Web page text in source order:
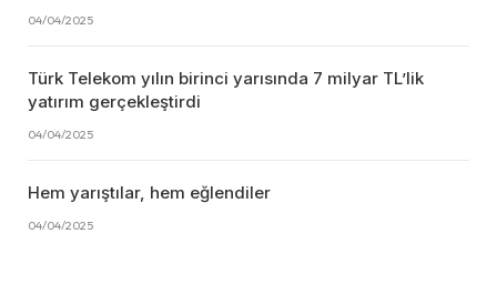
04/04/2025
Türk Telekom yılın birinci yarısında 7 milyar TL’lik
yatırım gerçekleştirdi
04/04/2025
Hem yarıştılar, hem eğlendiler
04/04/2025